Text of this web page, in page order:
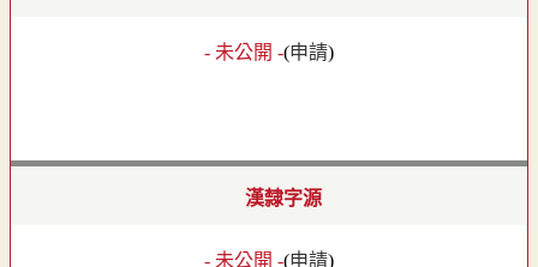
- 未公開 -(申請)
漢隸字源
- 未公開 -(申請)